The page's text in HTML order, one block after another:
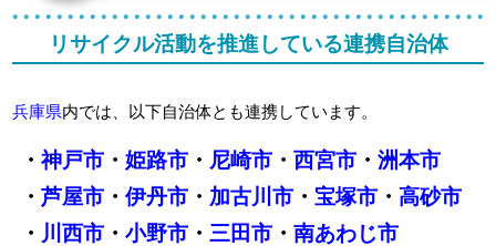
リサイクル活動を推進している連携自治体
兵庫県内では、以下自治体とも連携しています。
・神戸市・ 姫路市・ 尼崎市・ 西宮市・ 洲本市
・ 芦屋市・ 伊丹市・ 加古川市・ 宝塚市・ 高砂市
・ 川西市・ 小野市・ 三田市・ 南あわじ市